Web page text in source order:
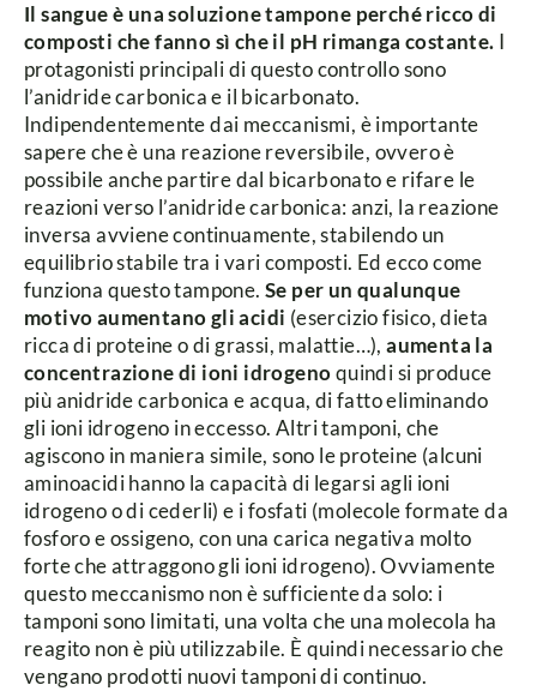
Il sangue è una soluzione tampone perché ricco di
composti che fanno sì che il pH rimanga costante. I
protagonisti principali di questo controllo sono
l’anidride carbonica e il bicarbonato.
Indipendentemente dai meccanismi, è importante
sapere che è una reazione reversibile, ovvero è
possibile anche partire dal bicarbonato e rifare le
reazioni verso l’anidride carbonica: anzi, la reazione
inversa avviene continuamente, stabilendo un
equilibrio stabile tra i vari composti. Ed ecco come
funziona questo tampone. Se per un qualunque
motivo aumentano gli acidi (esercizio fisico, dieta
ricca di proteine o di grassi, malattie…),aumenta la
concentrazione di ioni idrogenoquindi si produce
più anidride carbonica e acqua, di fatto eliminando
gli ioni idrogeno in eccesso. Altri tamponi, che
agiscono in maniera simile, sono le proteine (alcuni
aminoacidi hanno la capacità di legarsi agli ioni
idrogeno o di cederli) e i fosfati (molecole formate da
fosforo e ossigeno, con una carica negativa molto
forte che attraggono gli ioni idrogeno). Ovviamente
questo meccanismo non è sufficiente da solo: i
tamponi sono limitati, una volta che una molecola ha
reagito non è più utilizzabile. È quindi necessario che
vengano prodotti nuovi tamponi di continuo.